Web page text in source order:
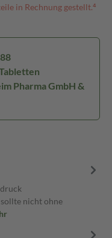
in Rechnung gestellt.⁴
Pharma GmbH &
nicht ohne